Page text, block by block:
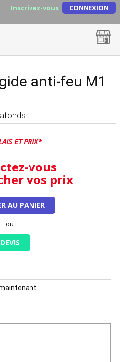
Inscrivez-vous CONNEXION
anti-feu M1
ET PRIX*
vous
vos prix
AU PANIER
ou
DEVIS